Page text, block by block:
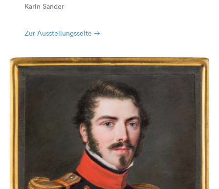
Karin Sander
Zur Ausstellungsseite